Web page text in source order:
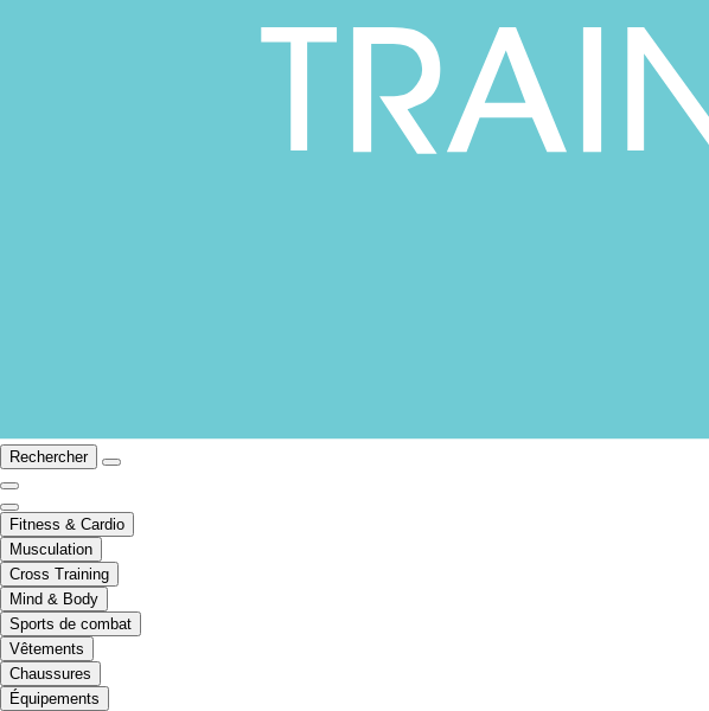
Rechercher
Fitness & Cardio
Musculation
Cross Training
Mind & Body
Sports de combat
Vêtements
Chaussures
Équipements